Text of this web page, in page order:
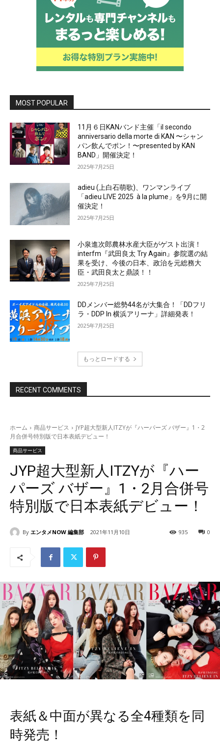
MOST POPULAR
11月６日KANバンド主催「il secondo
anniversario della morte di KAN 〜シャン
パン飲んでポン！〜presented by KAN
BAND」開催決定！
2025年7月25日
adieu (上白石萌歌)、ワンマンライブ
「adieu LIVE 2025 à la plume」を9月に開
催決定！
2025年7月25日
小泉進次郎農林水産大臣がゲスト出演！
interfm『武田良太 Try Again』参院選の結
果を受け、今後の日本、政治を元総務大
臣・武田良太と鼎談！！
2025年7月25日
DDメンバー総勢44名が大集合！「DDフリ
ラ・DDP In 横浜アリーナ」詳細発表！
2025年7月25日
もっとロードする
RECENT COMMENTS